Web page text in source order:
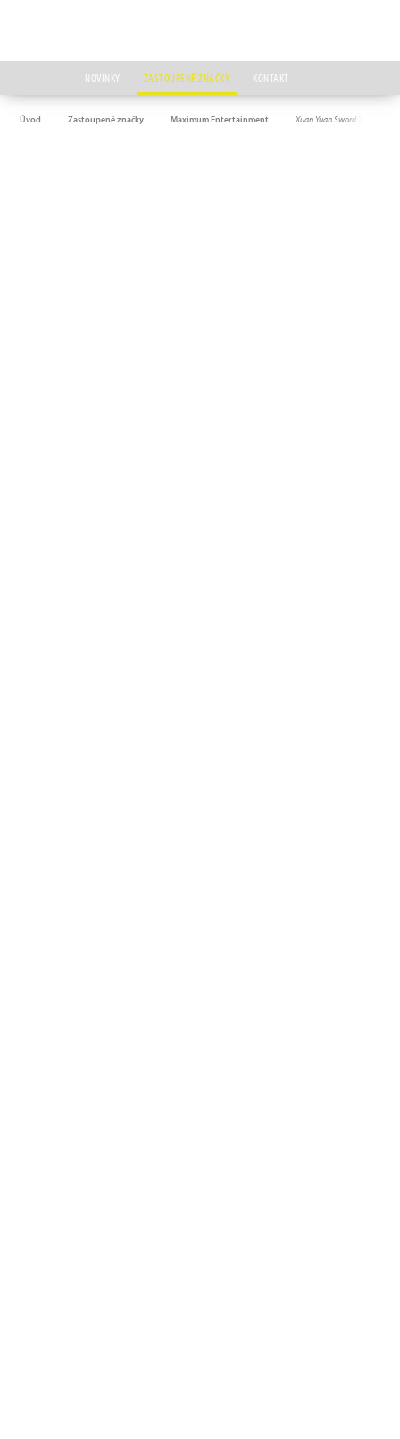
NOVINKY ZASTOUPENÉ ZNAČKY KONTAKT
Úvod Zastoupené značky Maximum Entertainment Xuan Yuan Sword 7